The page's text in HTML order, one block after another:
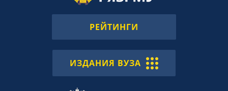
РЕЙТИНГИ
ИЗДАНИЯ ВУЗА